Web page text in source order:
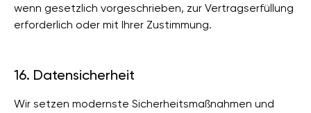
wenn gesetzlich vorgeschrieben, zur Vertragserfüllung
erforderlich oder mit Ihrer Zustimmung.
16. Datensicherheit
Wir setzen modernste Sicherheitsmaßnahmen und